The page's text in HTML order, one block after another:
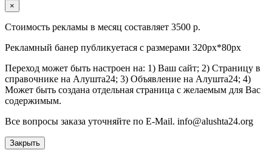
×
Стоимость рекламы в месяц составляет 3500 р.
Рекламный банер публикуетася с размерами 320px*80px
Переход может быть настроен на: 1) Ваш сайт; 2) Страницу в
справочнике на Алушта24; 3) Объявление на Алушта24; 4)
Может быть создана отдельная страница с желаемым для Вас
содержимым.
Все вопросы заказа уточняйте по E-Mail. info@alushta24.org
Закрыть